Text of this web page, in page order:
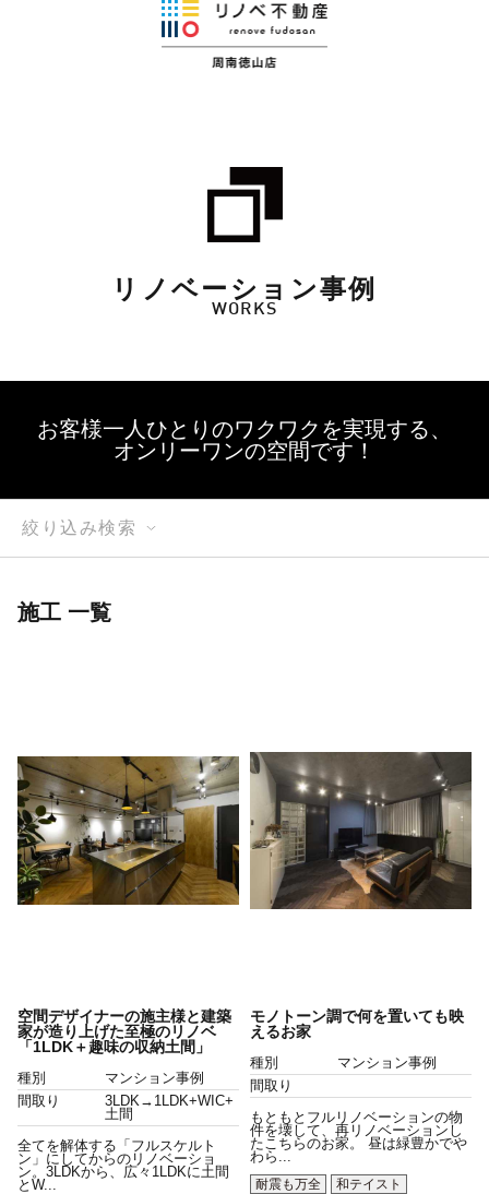
リノベーション事例
WORKS
お客様一人ひとりのワクワクを実現する、
オンリーワンの空間です！
絞り込み検索
施工 一覧
空間デザイナーの施主様と建築
家が造り上げた至極のリノベ
「1LDK＋趣味の収納土間」
種別
マンション事例
間取り
3LDK→1LDK+WIC+
土間
全てを解体する「フルスケルト
ン」にしてからのリノベーショ
ン。3LDKから、広々1LDKに土間
とW...
モノトーン調で何を置いても映
えるお家
種別
マンション事例
間取り
もともとフルリノベーションの物
件を壊して、再リノベーションし
たこちらのお家。 昼は緑豊かでや
わら...
耐震も万全
和テイスト